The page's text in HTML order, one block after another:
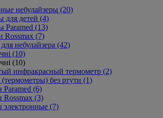
небулайзеры (20)
для детей (4)
Paramed (13)
Rossmax (7)
небулайзера (42)
(10)
(10)
инфракрасный термометр (2)
без ртути (1)
(6)
Rossmax (3)
электронные (7)